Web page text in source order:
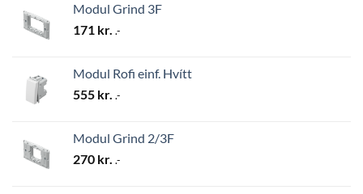
Modul Grind 3F
171 kr. .-
Modul Rofi einf. Hvítt
555 kr. .-
Modul Grind 2/3F
270 kr. .-